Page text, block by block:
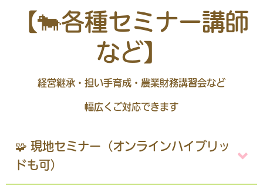
【🐄各種セミナー講師
など】
経営継承・担い手育成・農業財務講習会など
幅広くご対応できます
🧩 現地セミナー（オンラインハイブリッ
ドも可）